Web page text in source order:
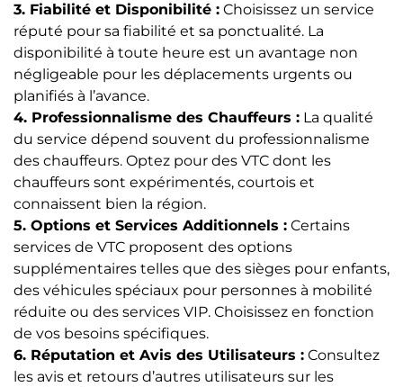
3. Fiabilité et Disponibilité : Choisissez un service
réputé pour sa fiabilité et sa ponctualité. La
disponibilité à toute heure est un avantage non
négligeable pour les déplacements urgents ou
planifiés à l’avance.
4. Professionnalisme des Chauffeurs : La qualité
du service dépend souvent du professionnalisme
des chauffeurs. Optez pour des VTC dont les
chauffeurs sont expérimentés, courtois et
connaissent bien la région.
5. Options et Services Additionnels : Certains
services de VTC proposent des options
supplémentaires telles que des sièges pour enfants,
des véhicules spéciaux pour personnes à mobilité
réduite ou des services VIP. Choisissez en fonction
de vos besoins spécifiques.
6. Réputation et Avis des Utilisateurs : Consultez
les avis et retours d’autres utilisateurs sur les